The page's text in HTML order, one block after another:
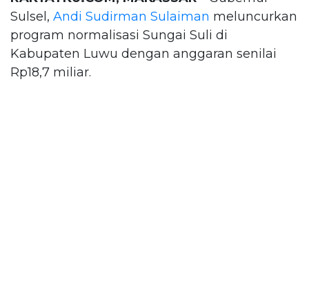
Sulsel, Andi Sudirman Sulaiman meluncurkan
program normalisasi Sungai Suli di
Kabupaten Luwu dengan anggaran senilai
Rp18,7 miliar.